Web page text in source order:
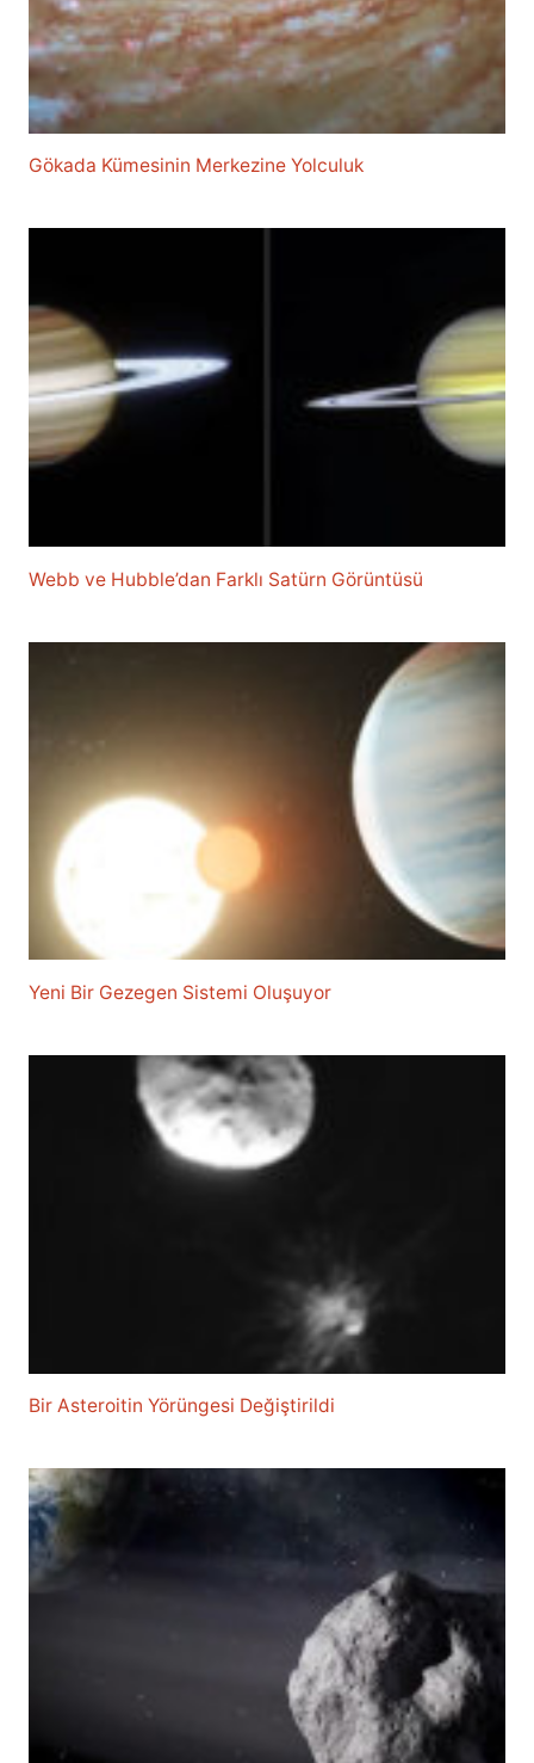
Gökada Kümesinin Merkezine Yolculuk
Webb ve Hubble’dan Farklı Satürn Görüntüsü
Yeni Bir Gezegen Sistemi Oluşuyor
Bir Asteroitin Yörüngesi Değiştirildi